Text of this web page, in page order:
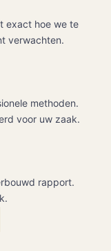
exact hoe we te
verwachten.
methoden.
voor uw zaak.
rapport.